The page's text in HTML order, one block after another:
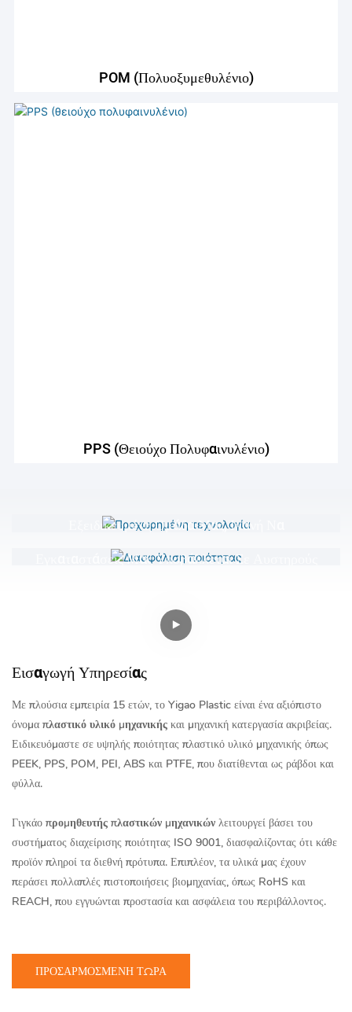
POM (Πολυοξυμεθυλένιο)
PPS (θειούχο Πολυφαινυλένιο)
Προχωρημένη Τεχνολογία
Εξειδικευμένη Ομάδα Μας, Ικανή Να
Δημιουργήσει Προσαρμοσμένα Πλαστικά Και
Αλουμινένια Εξαρτήματα Σχεδιασμένα Να
Στην YG Η Ποιότητα Είναι Προτεραιότητά Μας.
Κάθε Προϊόν Που Εξέρχεται Από Τις
Εγκαταστάσεις Μας Υποβάλλεται Σε Αυστηρούς
Αξιοπιστία Των Έργων Σας
Εισαγωγή Υπηρεσίας
Με πλούσια εμπειρία 15 ετών, το Yigao Plastic είναι ένα αξιόπιστο
όνομα πλαστικό υλικό μηχανικής και μηχανική κατεργασία ακριβείας.
Ειδικευόμαστε σε υψηλής ποιότητας πλαστικό υλικό μηχανικής όπως
PEEK, PPS, POM, PEI, ABS και PTFE, που διατίθενται ως ράβδοι και
φύλλα.
Γιγκάο προμηθευτής πλαστικών μηχανικών λειτουργεί βάσει του
συστήματος διαχείρισης ποιότητας ISO 9001, διασφαλίζοντας ότι κάθε
προϊόν πληροί τα διεθνή πρότυπα. Επιπλέον, τα υλικά μας έχουν
περάσει πολλαπλές πιστοποιήσεις βιομηχανίας, όπως RoHS και
REACH, που εγγυώνται προστασία και ασφάλεια του περιβάλλοντος.
ΠΡΟΣΑΡΜΟΣΜΈΝΗ ΤΏΡΑ